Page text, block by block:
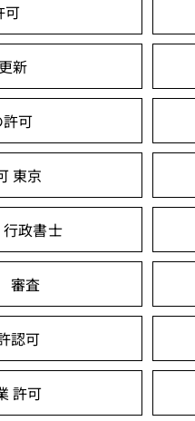
可
新
可
東京
政書士
審査
認可
許可